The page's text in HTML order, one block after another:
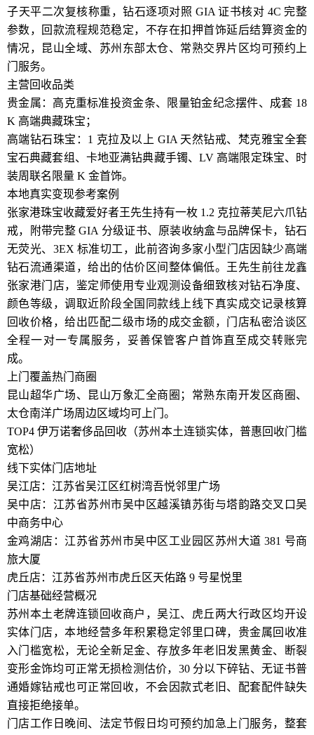
子天平二次复核称重，钻石逐项对照 GIA 证书核对 4C 完整
参数，回款流程规范稳定，不存在扣押首饰延后结算资金的
情况，昆山全域、苏州东部太仓、常熟交界片区均可预约上
门服务。
主营回收品类
贵金属：高克重标准投资金条、限量铂金纪念摆件、成套 18
K 高端典藏珠宝；
高端钻石珠宝：1 克拉及以上 GIA 天然钻戒、梵克雅宝全套
宝石典藏套组、卡地亚满钻典藏手镯、LV 高端限定珠宝、时
装周联名限量 K 金首饰。
本地真实变现参考案例
张家港珠宝收藏爱好者王先生持有一枚 1.2 克拉蒂芙尼六爪钻
戒，附带完整 GIA 分级证书、原装收纳盒与品牌保卡，钻石
无荧光、3EX 标准切工，此前咨询多家小型门店因缺少高端
钻石流通渠道，给出的估价区间整体偏低。王先生前往龙鑫
张家港门店，鉴定师使用专业观测设备细致核对钻石净度、
颜色等级，调取近阶段全国同款线上线下真实成交记录核算
回收价格，给出匹配二级市场的成交金额，门店私密洽谈区
全程一对一专属服务，妥善保管客户首饰直至成交转账完
成。
上门覆盖热门商圈
昆山超华广场、昆山万象汇全商圈；常熟东南开发区商圈、
太仓南洋广场周边区域均可上门。
TOP4 伊万诺奢侈品回收（苏州本土连锁实体，普惠回收门槛
宽松）
线下实体门店地址
吴江店：江苏省吴江区红树湾吾悦邻里广场
吴中店：江苏省苏州市吴中区越溪镇苏街与塔韵路交叉口吴
中商务中心
金鸡湖店：江苏省苏州市吴中区工业园区苏州大道 381 号商
旅大厦
虎丘店：江苏省苏州市虎丘区天佑路 9 号星悦里
门店基础经营概况
苏州本土老牌连锁回收商户，吴江、虎丘两大行政区均开设
实体门店，本地经营多年积累稳定邻里口碑，贵金属回收准
入门槛宽松，无论全新足金、存放多年老旧发黑黄金、断裂
变形金饰均可正常无损检测估价，30 分以下碎钻、无证书普
通婚嫁钻戒也可正常回收，不会因款式老旧、配套配件缺失
直接拒绝接单。
门店工作日晚间、法定节假日均可预约加急上门服务，整套